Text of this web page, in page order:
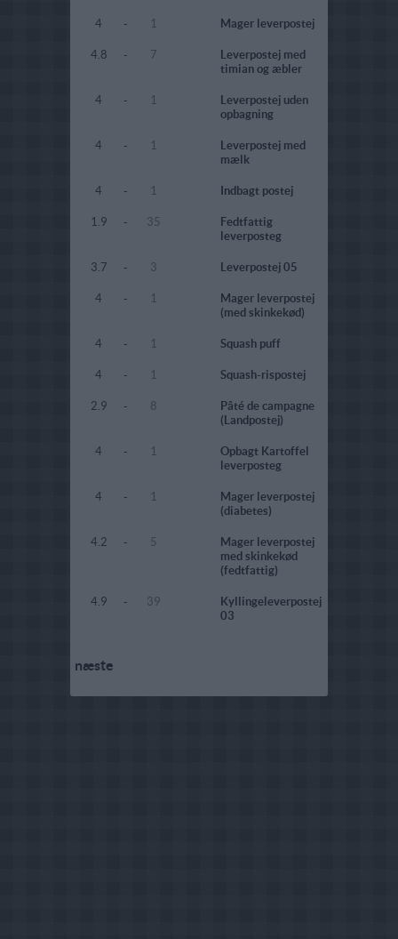
4 - 1 Mager leverpostej
4.8 - 7
Leverpostej med
timian og æbler
4 - 1
Leverpostej uden
opbagning
4 - 1
Leverpostej med
mælk
4 - 1 Indbagt postej
1.9 - 35
Fedtfattig
leverposteg
3.7 - 3 Leverpostej 05
4 - 1
Mager leverpostej
(med skinkekød)
4 - 1 Squash puff
4 - 1 Squash-rispostej
2.9 - 8
Pâté de campagne
(Landpostej)
4 - 1
Opbagt Kartoffel
leverposteg
4 - 1
Mager leverpostej
(diabetes)
4.2 - 5
Mager leverpostej
med skinkekød
(fedtfattig)
4.9 - 39
Kyllingeleverpostej
03
næste